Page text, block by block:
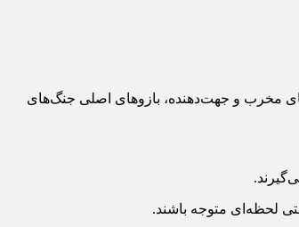
مخرب و جهت‌دهنده، بازوهای اصلی جنگ‌های
لحظه‌ای متوجه باشند.